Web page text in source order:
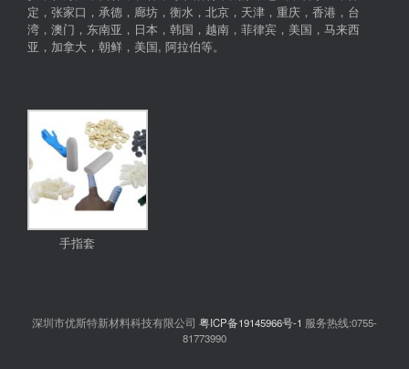
定，张家口，承德，廊坊，衡水，北京，天津，重庆，香港，台
湾，澳门，东南亚，日本，韩国，越南，菲律宾，美国，马来西
亚，加拿大，朝鲜，美国, 阿拉伯等。
手指套
深圳市优斯特新材料科技有限公司 粤ICP备19145966号-1 服务热线:0755-
81773990